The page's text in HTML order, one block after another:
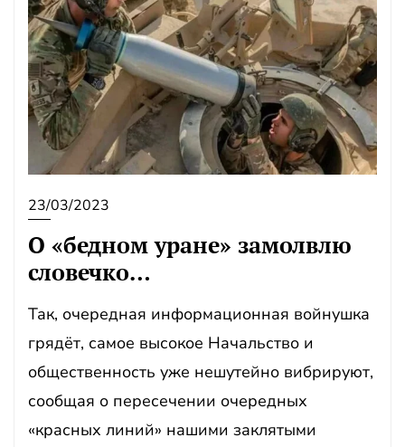
23/03/2023
О «бедном уране» замолвлю
словечко…
Так, очередная информационная войнушка
грядёт, самое высокое Начальство и
общественность уже нешутейно вибрируют,
сообщая о пересечении очередных
«красных линий» нашими заклятыми